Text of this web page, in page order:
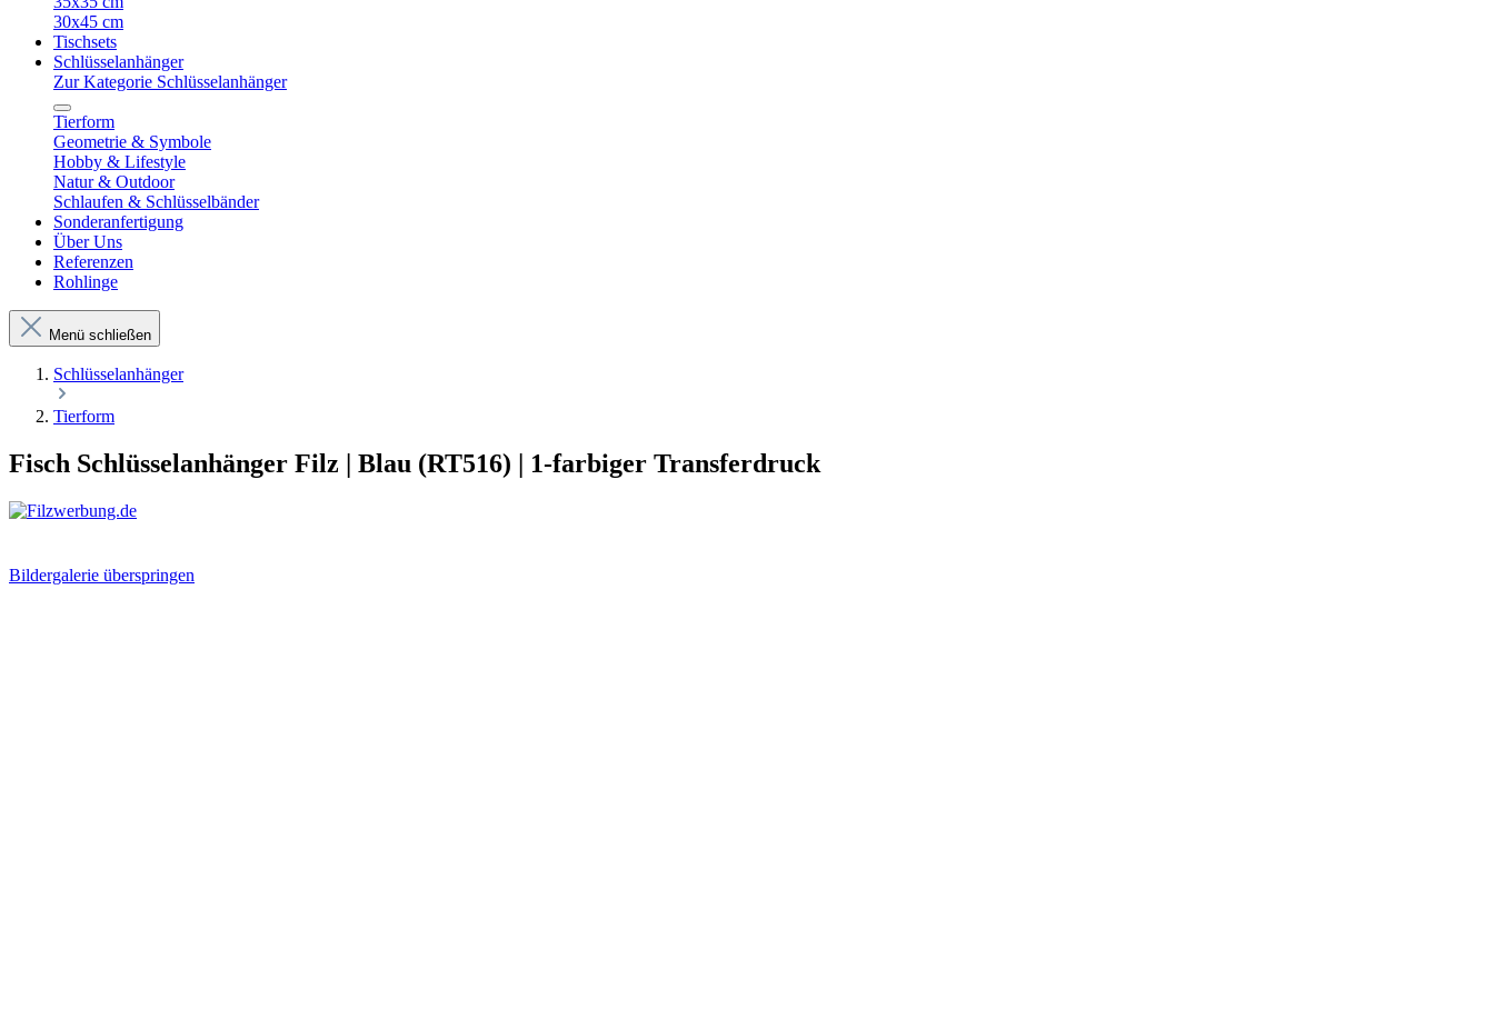
30x45 cm
Tischsets
Schlüsselanhänger
Zur Kategorie Schlüsselanhänger
Tierform
Geometrie & Symbole
Hobby & Lifestyle
Natur & Outdoor
Schlaufen & Schlüsselbänder
Sonderanfertigung
Über Uns
Referenzen
Rohlinge
Menü schließen
Schlüsselanhänger
Tierform
Fisch Schlüsselanhänger Filz | Blau (RT516) | 1-farbiger Transferdruck
Bildergalerie überspringen